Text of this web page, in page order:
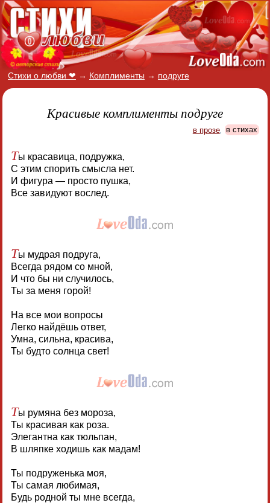
Стихи о любви ❤ → Комплименты → подруге
Красивые комплименты подруге
в прозе, в стихах
Ты красавица, подружка,
С этим спорить смысла нет.
И фигура — просто пушка,
Все завидуют вослед.
Ты мудрая подруга,
Всегда рядом со мной,
И что бы ни случилось,
Ты за меня горой!
На все мои вопросы
Легко найдёшь ответ,
Умна, сильна, красива,
Ты будто солнца свет!
Ты румяна без мороза,
Ты красивая как роза.
Элегантна как тюльпан,
В шляпке ходишь как мадам!
Ты подруженька моя,
Ты самая любимая,
Будь родной ты мне всегда,